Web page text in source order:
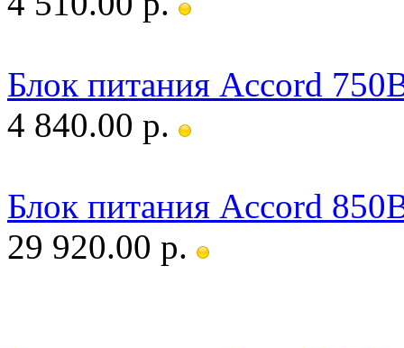
Блок питания Accord
4 840.00 р.
Блок питания Accord
29 920.00 р.